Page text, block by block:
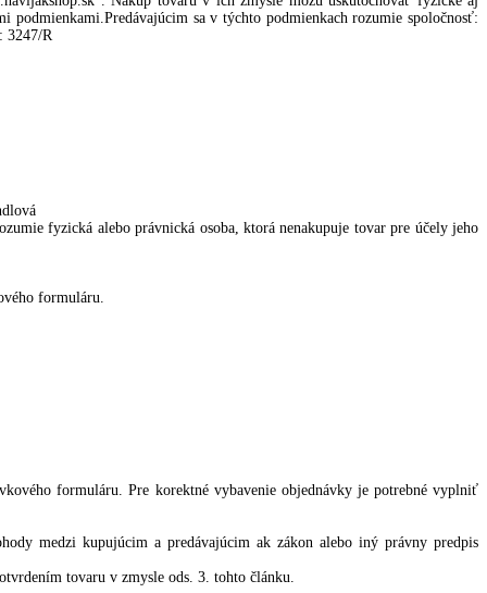
sa v týchto podmienkach rozumie spoločnosť:
3247/R
fyzická alebo právnická osoba, ktorá nenakupuje tovar pre účely jeho
formuláru.
formuláru. Pre korektné vybavenie objednávky je potrebné vyplniť
medzi kupujúcim a predávajúcim ak zákon alebo iný právny predpis
tovaru v zmysle ods. 3. tohto článku.